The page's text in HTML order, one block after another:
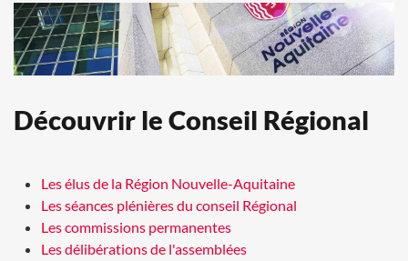
Découvrir le Conseil Régional
Les élus de la Région Nouvelle-Aquitaine
Les séances plénières du conseil Régional
Les commissions permanentes
Les délibérations de l'assemblées